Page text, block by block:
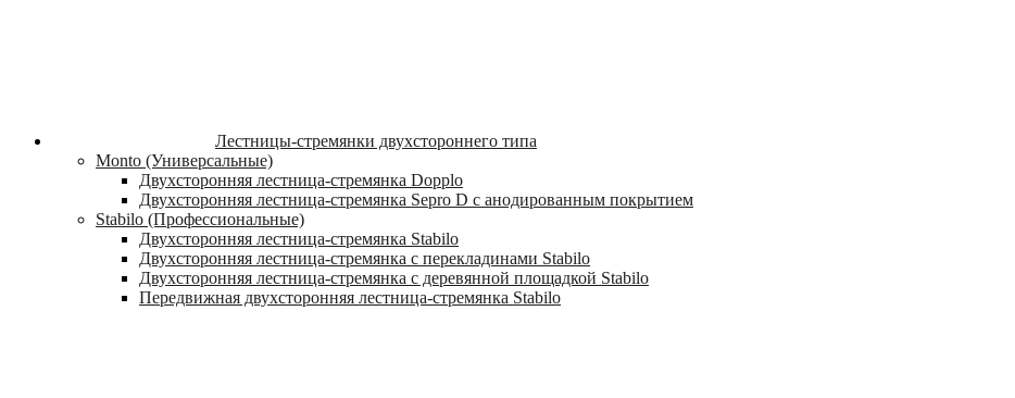
Лестницы-стремянки двухстороннего типа
Monto (Универсальные)
Двухсторонняя лестница-стремянка Dopplo
Двухсторонняя лестница-стремянка Sepro D с анодированным покрытием
Stabilo (Профессиональные)
Двухсторонняя лестница-стремянка Stabilo
Двухсторонняя лестница-стремянка с перекладинами Stabilo
Двухсторонняя лестница-стремянка с деревянной площадкой Stabilo
Передвижная двухсторонняя лестница-стремянка Stabilo